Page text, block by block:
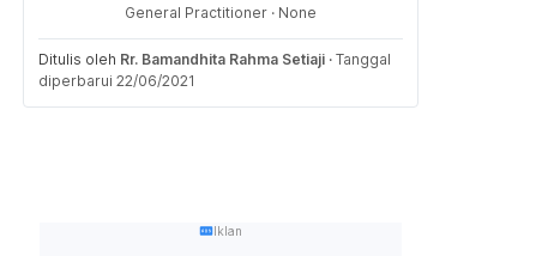
General Practitioner · None
Ditulis oleh Rr. Bamandhita Rahma Setiaji · Tanggal
diperbarui 22/06/2021
Iklan